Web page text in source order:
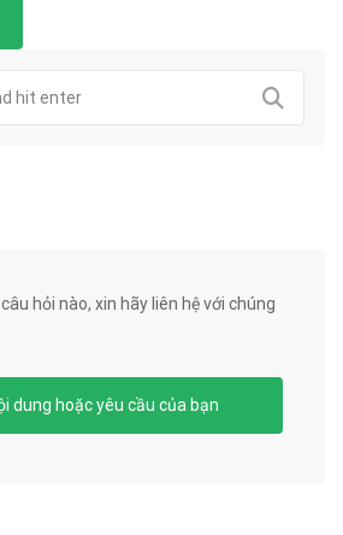
hỏi nào, xin hãy liên hệ với chúng
dung hoặc yêu cầu của bạn